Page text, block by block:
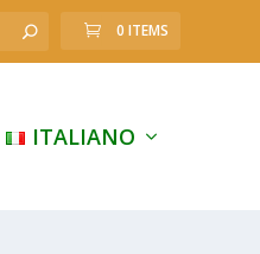
0 ITEMS
ITALIANO